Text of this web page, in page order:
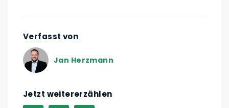
Verfasst von
Jan Herzmann
Jetzt weitererzählen